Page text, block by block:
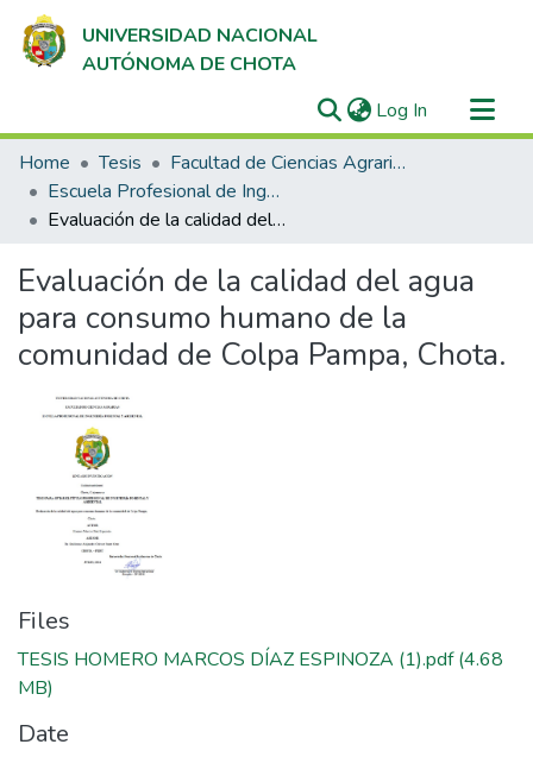
UNIVERSIDAD NACIONAL
AUTÓNOMA DE CHOTA
Log In (current)
Communities & Collections
All of DSpace
Statistics
Home Tesis
Facultad de Ciencias Agrarias
Escuela Profesional de Ingeniería Forestal y Ambiental
Evaluación de la calidad del agua para consumo humano de la comunidad de Colpa Pampa, Chota.
Evaluación de la calidad del agua
para consumo humano de la
comunidad de Colpa Pampa, Chota.
Files
TESIS HOMERO MARCOS DÍAZ ESPINOZA (1).pdf(4.68
MB)
Date